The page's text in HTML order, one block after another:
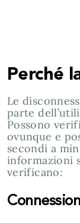
Perché
Le
parte
Possono
ovunque e
secondi a
informazioni
verificano: